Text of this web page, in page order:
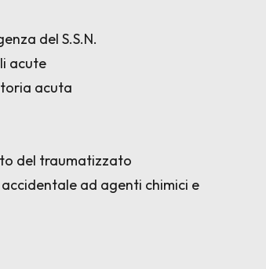
del S.S.N.
acute
acuta
del traumatizzato
ad agenti chimici e